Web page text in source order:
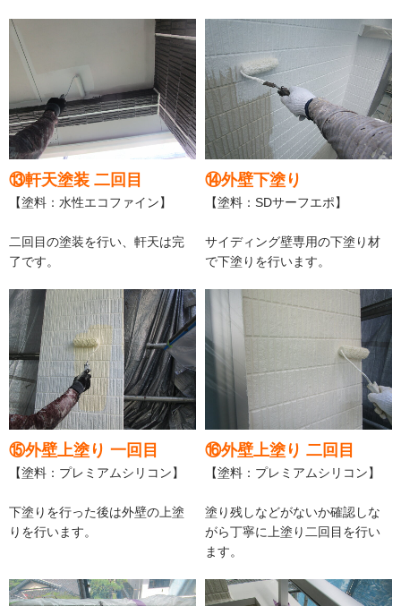
⑬軒天塗装 二回目
【塗料：水性エコファイン】
二回目の塗装を行い、軒天は完
了です。
⑭外壁下塗り
【塗料：SDサーフエポ】
サイディング壁専用の下塗り材
で下塗りを行います。
⑮外壁上塗り 一回目
【塗料：プレミアムシリコン】
下塗りを行った後は外壁の上塗
りを行います。
⑯外壁上塗り 二回目
【塗料：プレミアムシリコン】
塗り残しなどがないか確認しな
がら丁寧に上塗り二回目を行い
ます。